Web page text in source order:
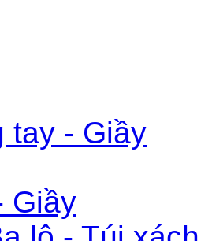
tay - Giầy
Giầy